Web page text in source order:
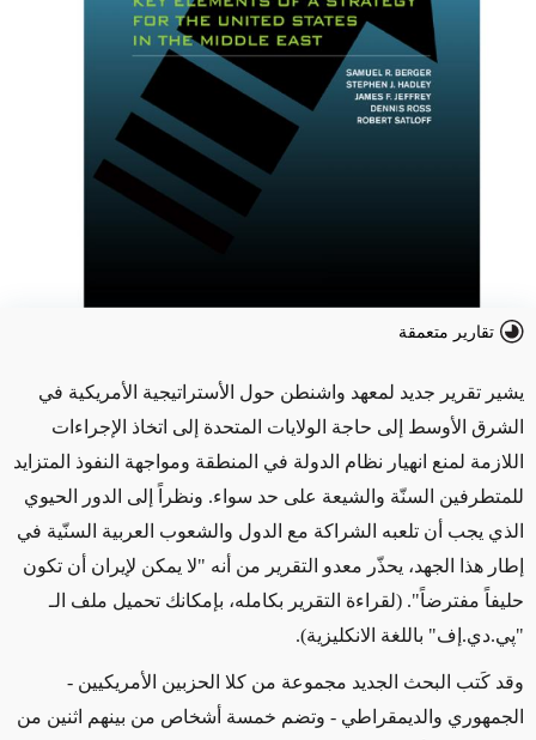
تقارير متعمقة
يشير تقرير جديد لمعهد واشنطن حول الأستراتيجية الأمريكية في
الشرق الأوسط إلى حاجة الولايات المتحدة إلى اتخاذ الإجراءات
اللازمة لمنع انهيار نظام الدولة في المنطقة ومواجهة النفوذ المتزايد
للمتطرفين السنّة والشيعة على حد سواء. ونظراً إلى الدور الحيوي
الذي يجب أن تلعبه الشراكة مع الدول والشعوب العربية السنّية في
إطار هذا الجهد، يحذّر معدو التقرير من أنه "لا يمكن لإيران أن تكون
حليفاً مفترضاً". (لقراءة التقرير بكامله، بإمكانك تحميل ملف الـ
"پي.دي.إف" باللغة الانكليزية).
وقد كَتب البحث الجديد مجموعة من كلا الحزبين الأمريكيين -
الجمهوري والديمقراطي - وتضم خمسة أشخاص من بينهم اثنين من